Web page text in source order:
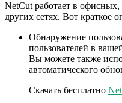
NetCut работает в
других сетях. Вот краткое
Обнаружение
пользователей в
Вы можете также
автоматического
Скачать бесплатно